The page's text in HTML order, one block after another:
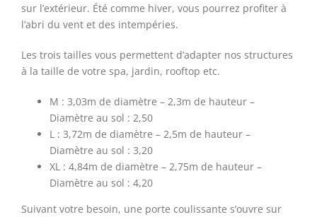
sur l’extérieur. Été comme hiver, vous pourrez profiter à
l’abri du vent et des intempéries.
Les trois tailles vous permettent d’adapter nos structures
à la taille de votre spa, jardin, rooftop etc.
M : 3,03m de diamètre – 2,3m de hauteur –
Diamètre au sol : 2,50
L : 3,72m de diamètre – 2,5m de hauteur –
Diamètre au sol : 3,20
XL : 4,84m de diamètre – 2,75m de hauteur –
Diamètre au sol : 4,20
Suivant votre besoin, une porte coulissante s’ouvre sur